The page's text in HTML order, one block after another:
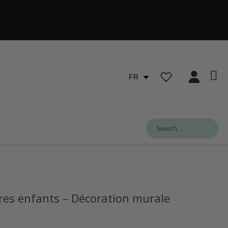
FR
enfants – Décoration murale